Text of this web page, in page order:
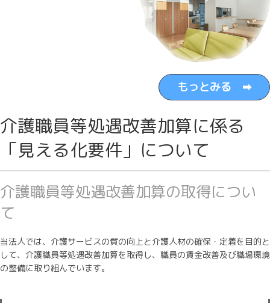
もっとみる ➡
介護職員等処遇改善加算に係る
「見える化要件」について
介護職員等処遇改善加算の取得につい
て
当法人では、介護サービスの質の向上と介護人材の確保・定着を目的と
して、介護職員等処遇改善加算を取得し、職員の賃金改善及び職場環境
の整備に取り組んでいます。